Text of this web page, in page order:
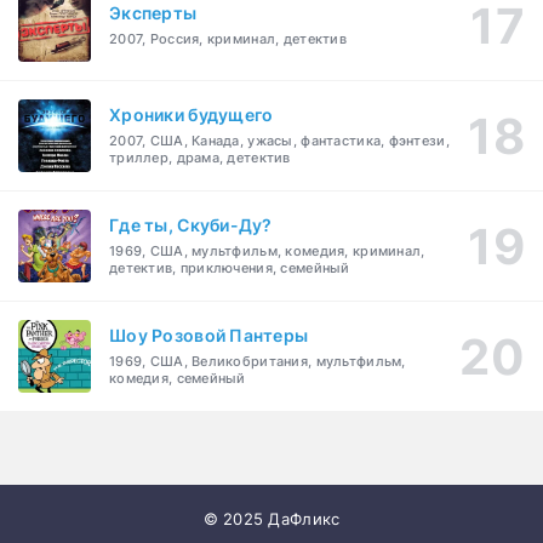
Эксперты
2007, Россия, криминал, детектив
Хроники будущего
2007, США, Канада, ужасы, фантастика, фэнтези,
триллер, драма, детектив
Где ты, Скуби-Ду?
1969, США, мультфильм, комедия, криминал,
детектив, приключения, семейный
Шоу Розовой Пантеры
1969, США, Великобритания, мультфильм,
комедия, семейный
© 2025 ДаФликс